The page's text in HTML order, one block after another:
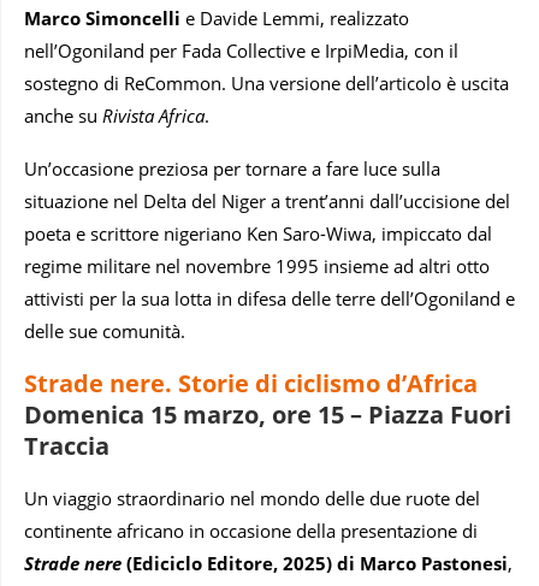
Marco Simoncelli e Davide Lemmi, realizzato
nell’Ogoniland per Fada Collective e IrpiMedia, con il
sostegno di ReCommon. Una versione dell’articolo è uscita
anche su Rivista Africa.
Un’occasione preziosa per tornare a fare luce sulla
situazione nel Delta del Niger a trent’anni dall’uccisione del
poeta e scrittore nigeriano Ken Saro-Wiwa, impiccato dal
regime militare nel novembre 1995 insieme ad altri otto
attivisti per la sua lotta in difesa delle terre dell’Ogoniland e
delle sue comunità.
Strade nere. Storie di ciclismo d’Africa
Domenica 15 marzo, ore 15 – Piazza Fuori
Traccia
Un viaggio straordinario nel mondo delle due ruote del
continente africano in occasione della presentazione di
Strade nere (Ediciclo Editore, 2025) di Marco Pastonesi,